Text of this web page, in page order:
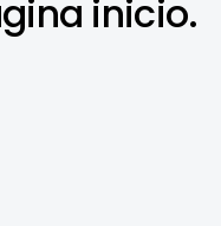
inicio.